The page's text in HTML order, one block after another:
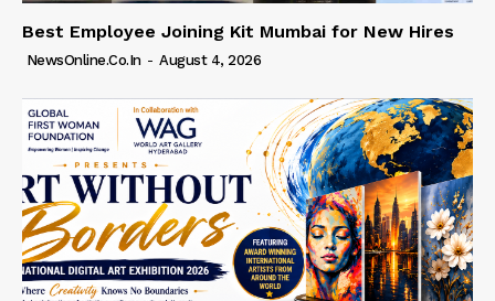
Best Employee Joining Kit Mumbai for New Hires
NewsOnline.co.in - August 4, 2026